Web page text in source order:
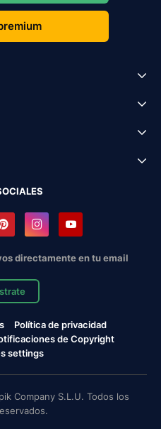
directamente en tu email
Política de privacidad
de Copyright
settings
Company S.L.U. Todos los